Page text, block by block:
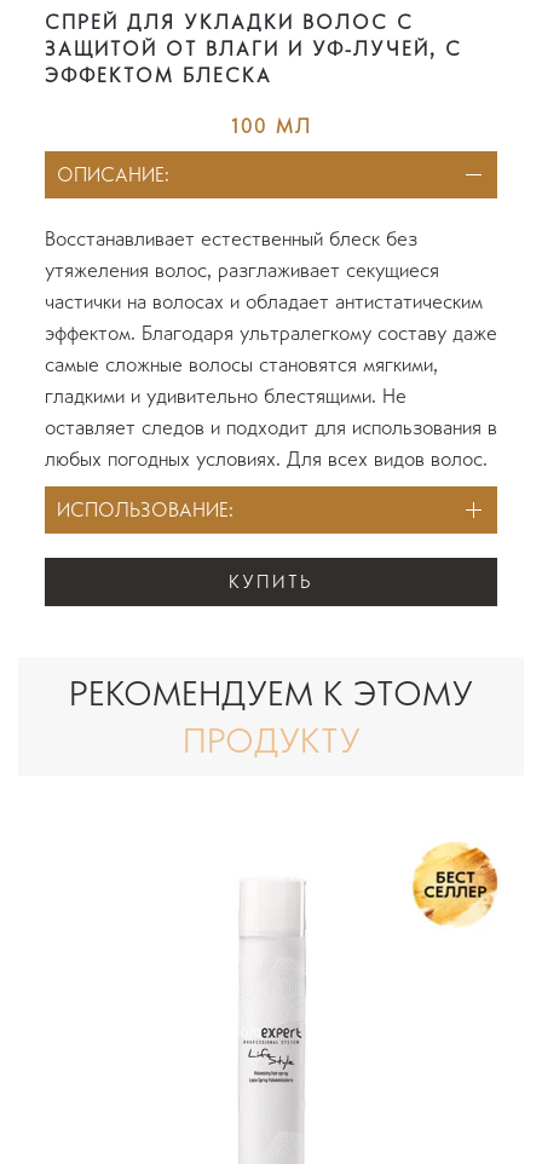
СПРЕЙ ДЛЯ УКЛАДКИ ВОЛОС С
ЗАЩИТОЙ ОТ ВЛАГИ И УФ-ЛУЧЕЙ, С
ЭФФЕКТОМ БЛЕСКА
100 МЛ
ОПИСАНИЕ:
Восстанавливает естественный блеск без
утяжеления волос, разглаживает секущиеся
частички на волосах и обладает антистатическим
эффектом. Благодаря ультралегкому составу даже
самые сложные волосы становятся мягкими,
гладкими и удивительно блестящими. Не
оставляет следов и подходит для использования в
любых погодных условиях. Для всех видов волос.
ИСПОЛЬЗОВАНИЕ:
КУПИТЬ
РЕКОМЕНДУЕМ К ЭТОМУ
ПРОДУКТУ